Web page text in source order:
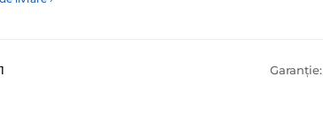
Garanție: